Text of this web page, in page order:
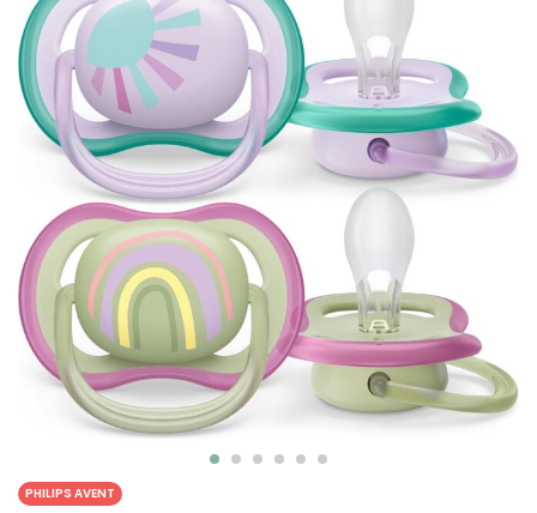
PHILIPS AVENT